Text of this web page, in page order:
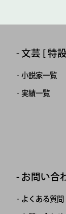
文芸 [ 特
小説家一覧
実績一覧
お問い合
よくある質問